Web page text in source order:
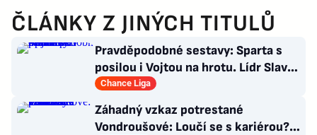
ČLÁNKY Z JINÝCH TITULŮ
Pravděpodobné sestavy: Sparta s
posilou i Vojtou na hrotu. Lídr Slavie
už v základu
Chance Liga
Záhadný vzkaz potrestané
Vondroušové: Loučí se s kariérou?!